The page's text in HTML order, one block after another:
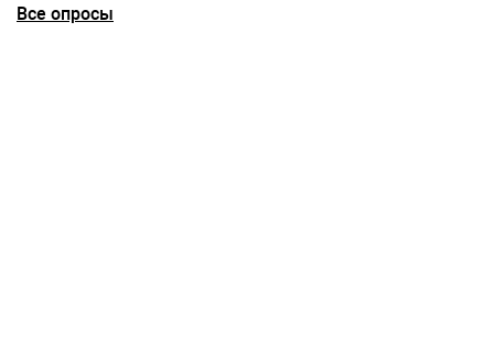
Все опросы